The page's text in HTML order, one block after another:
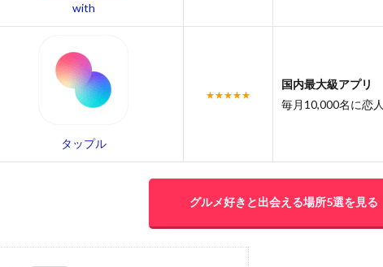
with
タップル
★★★★★
国内最大級アプリ
毎月10,000名に恋人
グルメ好きと出会える場所5選を見る